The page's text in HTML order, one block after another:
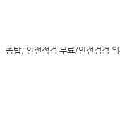
종탑, 안전점검 무료/안전검검